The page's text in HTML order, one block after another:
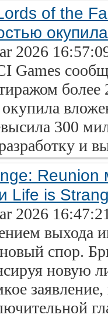
of the
2026
Games
300
и
Reunion
Life is
2026
выхода
новый спор.
новую